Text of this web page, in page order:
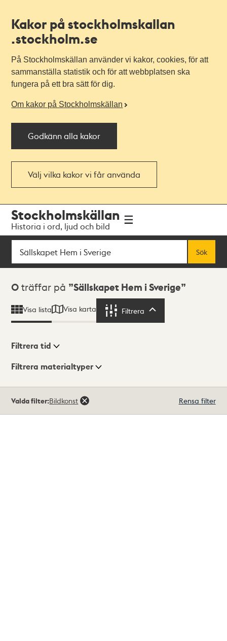
Kakor på stockholmskallan
.stockholm.se
På Stockholmskällan använder vi kakor, cookies, för att
sammanställa statistik och för att webbplatsen ska
fungera på ett bra sätt för dig.
Om kakor på Stockholmskällan
Godkänn alla kakor
Välj vilka kakor vi får använda
navigationen
huvudinnehållet
Stockholmskällan
Historia i ord, ljud och bild
Sök
Sök
Sökresultat
0 träffar på Sällskapet Hem i Sverige
Visa lista Visa karta Filtrera
Visningsläge
Filtrera tid
Filtrera materialtyper
träffar
Valda filter:Bildkonst Rensa filter